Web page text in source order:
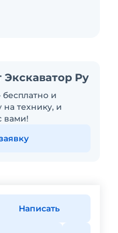
Ру
и
на технику, и
вами!
Написать